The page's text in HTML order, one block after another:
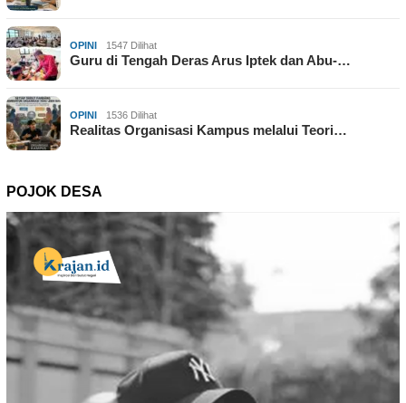
OPINI 1547 Dilihat
Guru di Tengah Deras Arus Iptek dan Abu-…
OPINI 1536 Dilihat
Realitas Organisasi Kampus melalui Teori…
POJOK DESA